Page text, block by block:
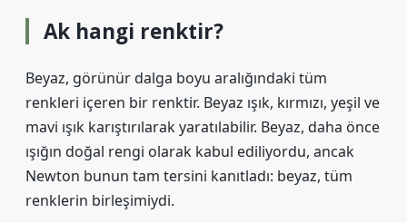
Ak hangi renktir?
Beyaz, görünür dalga boyu aralığındaki tüm
renkleri içeren bir renktir. Beyaz ışık, kırmızı, yeşil ve
mavi ışık karıştırılarak yaratılabilir. Beyaz, daha önce
ışığın doğal rengi olarak kabul ediliyordu, ancak
Newton bunun tam tersini kanıtladı: beyaz, tüm
renklerin birleşimiydi.